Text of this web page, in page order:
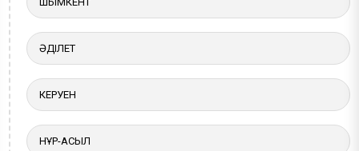
ӘДІЛЕТ
КЕРУЕН
НҰР-АСЫЛ